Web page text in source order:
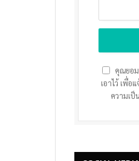
คุณยอม
เอาไว้ เพื่อ
ความเป็